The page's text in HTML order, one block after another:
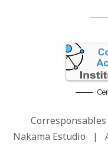
Nakama Estudio |